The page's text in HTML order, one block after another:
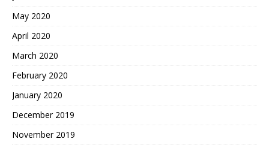
May 2020
April 2020
March 2020
February 2020
January 2020
December 2019
November 2019